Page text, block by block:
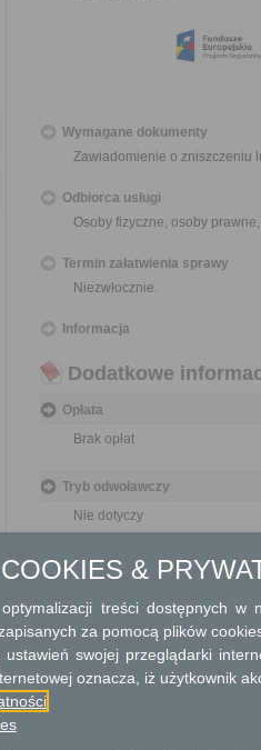
Wymagane dokumenty
Zawiadomienie o zniszczeniu
Odbiorca usługi
Osoby fizyczne, osoby
Termin załatwienia sprawy
Niezwłocznie.
Informacja
Dodatkowe
Opłata
Brak opłat
Tryb odwoławczy
Nie dotyczy
Skargi i wnioski
Informacje dodatkowe
&
treści dostępnych w
za pomocą plików
swojej przeglądarki
oznacza, iż użytkownik